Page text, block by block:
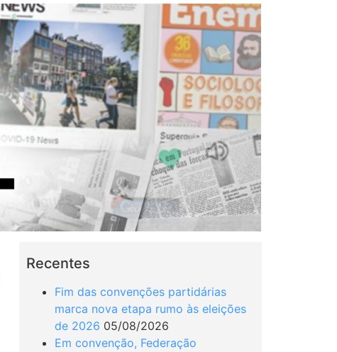
Recentes
Fim das convenções partidárias
marca nova etapa rumo às eleições
de 2026 05/08/2026
Em convenção, Federação